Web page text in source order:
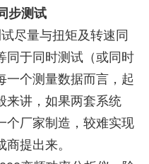
步测试
尽量与扭矩及转速同
同于同时测试（或同时
一个测量数据而言，起
来讲，如果两套系统
个厂家制造，较难实现
提出来。